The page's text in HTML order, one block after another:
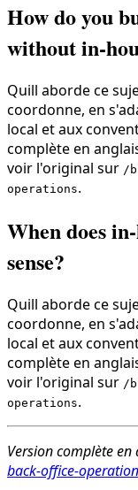
How do you
without in-
Quill aborde ce
coordonne, en
local et aux
complète en
voir l'original sur /
operations.
When does
sense?
Quill aborde ce
coordonne, en
local et aux
complète en
voir l'original sur /
operations.
Version complète
back-office-